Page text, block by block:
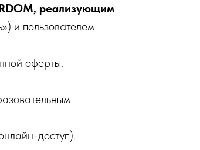
реализующим
и пользователем
оферты.
доступ).